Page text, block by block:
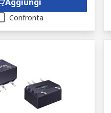
Confronta